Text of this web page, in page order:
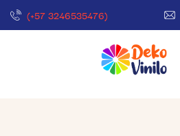
(+57 3246535476)